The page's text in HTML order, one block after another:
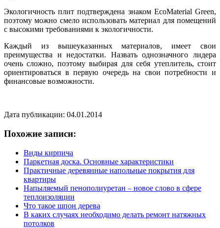
Экологичность плит подтверждена знаком ЕсоMaterial Green,
поэтому можно смело использовать материал для помещений
с высокими требованиями к экологичности.
Каждый из вышеуказанных материалов, имеет свои
преимущества и недостатки. Назвать однозначного лидера
очень сложно, поэтому выбирая для себя утеплитель, стоит
ориентироваться в первую очередь на свои потребности и
финансовые возможности.
Дата публикации: 04.01.2014
Похожие записи:
Виды кирпича
Паркетная доска. Основные характеристики
Практичные деревянные напольные покрытия для
квартиры
Напыляемый пенополиуретан – новое слово в сфере
теплоизоляции
Что такое шпон дерева
В каких случаях необходимо делать ремонт натяжных
потолков